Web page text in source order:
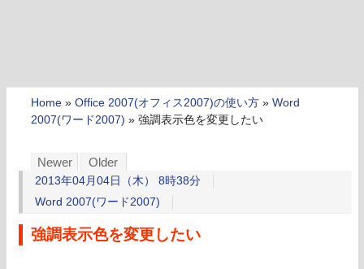
Home » Office 2007(オフィス2007)の使い方 » Word
2007(ワード2007) » 強調表示色を変更したい
Newer Older
2013年04月04日（木） 8時38分
Word 2007(ワード2007)
強調表示色を変更したい